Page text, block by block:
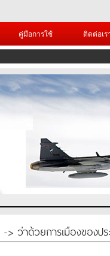
คู่มือการใช้ ติดต่อเร
-> ว่าด้วยการเมืองของป